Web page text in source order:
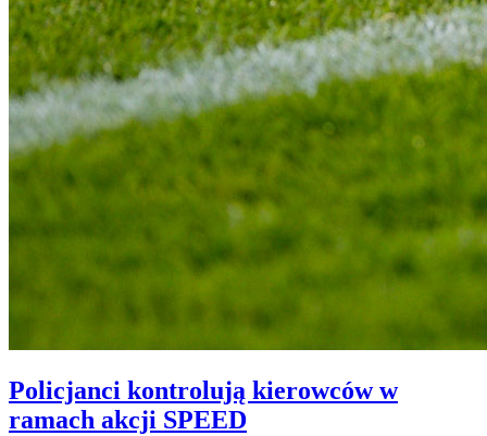
Policjanci kontrolują kierowców w
ramach akcji SPEED